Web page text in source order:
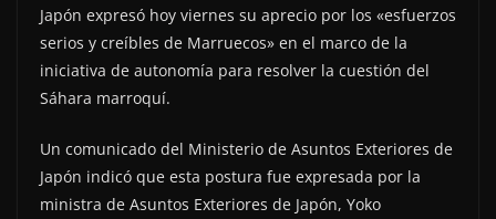
Japón expresó hoy viernes su aprecio por los «esfuerzos
serios y creíbles de Marruecos» en el marco de la
iniciativa de autonomía para resolver la cuestión del
Sáhara marroquí.
Un comunicado del Ministerio de Asuntos Exteriores de
Japón indicó que esta postura fue expresada por la
ministra de Asuntos Exteriores de Japón, Yoko